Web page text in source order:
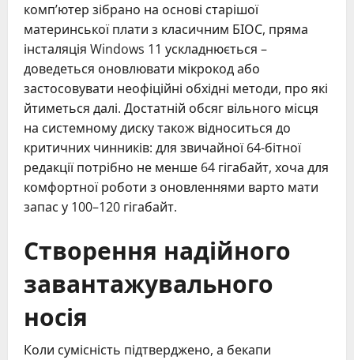
комп’ютер зібрано на основі старішої
материнської плати з класичним БІОС, пряма
інсталяція Windows 11 ускладнюється –
доведеться оновлювати мікрокод або
застосовувати неофіційні обхідні методи, про які
йтиметься далі. Достатній обсяг вільного місця
на системному диску також відноситься до
критичних чинників: для звичайної 64-бітної
редакції потрібно не менше 64 гігабайт, хоча для
комфортної роботи з оновленнями варто мати
запас у 100–120 гігабайт.
Створення надійного
завантажувального
носія
Коли сумісність підтверджено, а бекапи